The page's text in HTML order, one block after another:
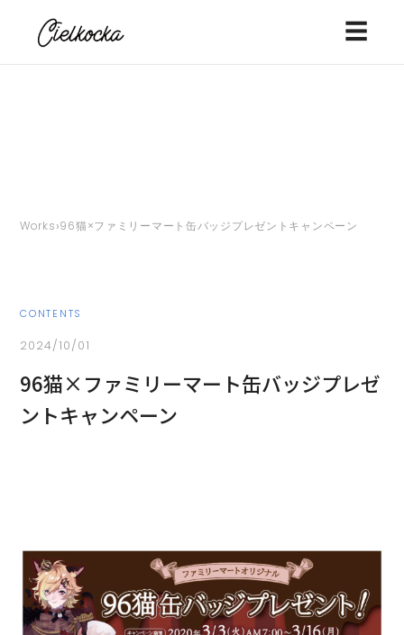
☰
Works›96猫×ファミリーマート缶バッジプレゼントキャンペーン
CONTENTS
2024/10/01
96猫×ファミリーマート缶バッジプレゼ
ントキャンペーン